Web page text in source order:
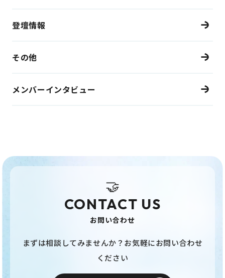
登壇情報
その他
メンバーインタビュー
🤝
CONTACT US
お問い合わせ
まずは相談してみませんか？お気軽にお問い合わせ
ください